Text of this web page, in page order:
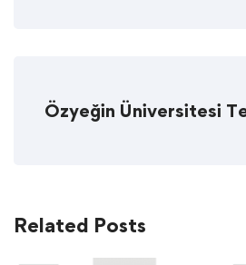
Özyeğin Üniversitesi
Related Posts